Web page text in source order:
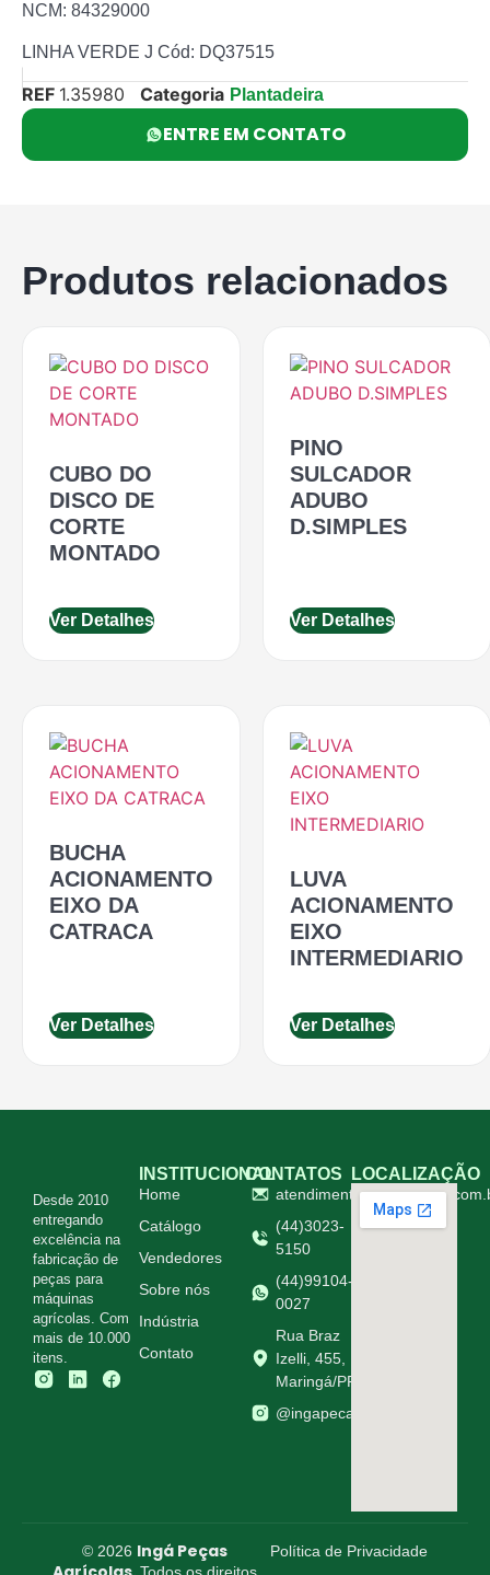
NCM: 84329000
LINHA VERDE J Cód: DQ37515
REF 1.35980 Categoria Plantadeira
ENTRE EM CONTATO
Produtos relacionados
CUBO DO
DISCO DE
CORTE
MONTADO
Ver Detalhes
PINO
SULCADOR
ADUBO
D.SIMPLES
Ver Detalhes
BUCHA
ACIONAMENTO
EIXO DA
CATRACA
Ver Detalhes
LUVA
ACIONAMENTO
EIXO
INTERMEDIARIO
Ver Detalhes
Desde 2010
entregando
excelência na
fabricação de
peças para
máquinas
agrícolas. Com
mais de 10.000
itens.
INSTITUCIONAL
Home
Catálogo
Vendedores
Sobre nós
Indústria
Contato
CONTATOS
(44)3023-
5150
(44)99104-
0027
Rua Braz
Izelli, 455,
Maringá/PR
@ingapecasagricolas
LOCALIZAÇÃO
© 2026 Ingá Peças
Todos os direitos
Política de Privacidade